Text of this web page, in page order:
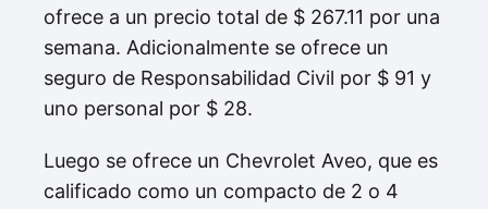
ofrece a un precio total de $ 267.11 por una
semana. Adicionalmente se ofrece un
seguro de Responsabilidad Civil por $ 91 y
uno personal por $ 28.
Luego se ofrece un Chevrolet Aveo, que es
calificado como un compacto de 2 o 4